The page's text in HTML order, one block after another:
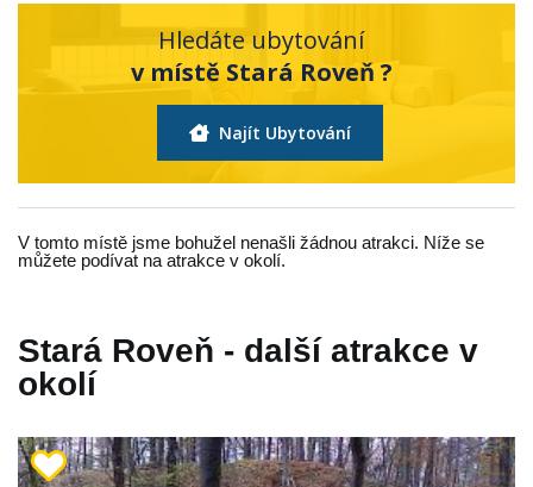
Hledáte ubytování
v místě Stará Roveň ?
Najít Ubytování
V tomto místě jsme bohužel nenašli žádnou atrakci. Níže se
můžete podívat na atrakce v okolí.
Stará Roveň - další atrakce v
okolí